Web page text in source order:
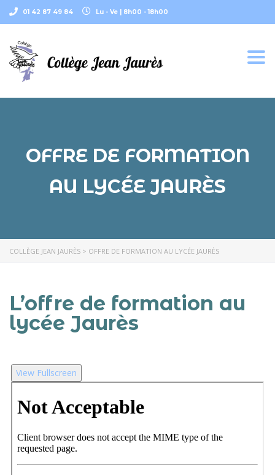
Lu - Ve | 8h00 - 18h00
01 42 87 49 84
OFFRE DE FORMATION
AU LYCÉE JAURÈS
COLLÈGE JEAN JAURÈS > OFFRE DE FORMATION AU LYCÉE JAURÈS
L’offre de formation au
lycée Jaurès
View Fullscreen